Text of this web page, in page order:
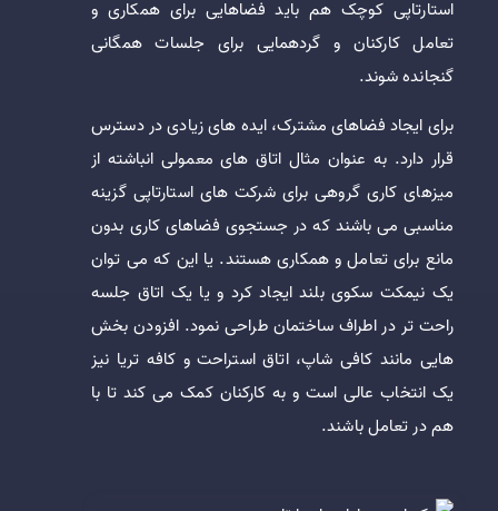
استارتاپی کوچک هم باید فضاهایی برای همکاری و
تعامل کارکنان و گردهمایی برای جلسات همگانی
گنجانده شوند.
برای ایجاد فضاهای مشترک، ایده های زیادی در دسترس
قرار دارد. به عنوان مثال اتاق های معمولی انباشته از
میزهای کاری گروهی برای شرکت های استارتاپی گزینه
مناسبی می باشند که در جستجوی فضاهای کاری بدون
مانع برای تعامل و همکاری هستند. یا این که می توان
یک نیمکت سکوی بلند ایجاد کرد و یا یک اتاق جلسه
راحت تر در اطراف ساختمان طراحی نمود. افزودن بخش
هایی مانند کافی شاپ، اتاق استراحت و کافه تریا نیز
یک انتخاب عالی است و به کارکنان کمک می کند تا با
هم در تعامل باشند.